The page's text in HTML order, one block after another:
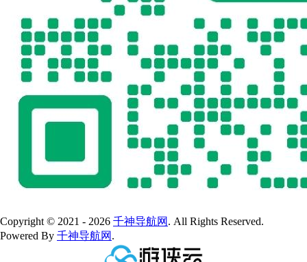
Copyright © 2021 - 2026 千神导航网 . All Rights Reserved.
Powered By 千神导航网 .